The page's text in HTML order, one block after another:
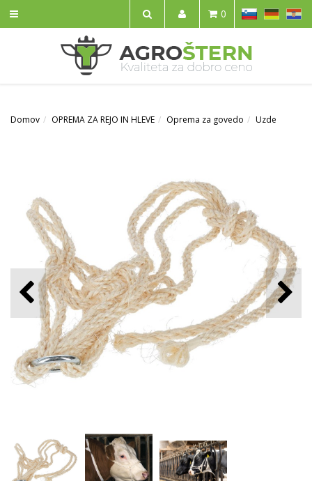
IŠČI
SL HR
0
Domov OPREMA ZA REJO IN HLEVE Oprema za govedo Uzde